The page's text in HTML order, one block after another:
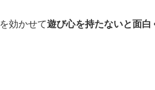
効かせて遊び心を持たないと面白